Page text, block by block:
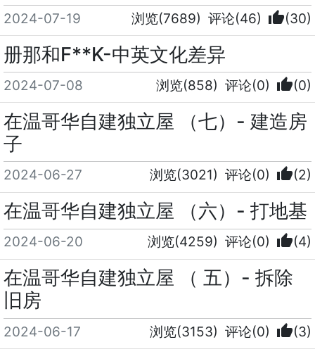
2024-07-19 浏览(7689) 评论(46) thumb_up(30)
册那和F**K-中英文化差异
2024-07-08 浏览(858) 评论(0) thumb_up(0)
在温哥华自建独立屋 （七）- 建造房
子
2024-06-27 浏览(3021) 评论(0) thumb_up(2)
在温哥华自建独立屋 （六）- 打地基
2024-06-20 浏览(4259) 评论(0) thumb_up(4)
在温哥华自建独立屋 （ 五）- 拆除
旧房
2024-06-17 浏览(3153) 评论(0) thumb_up(3)